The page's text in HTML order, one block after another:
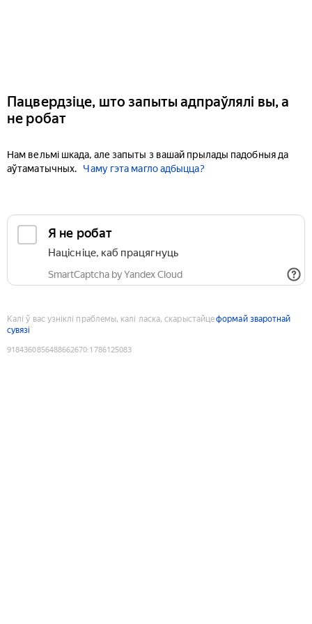
Пацвердзіце, што запыты адпраўлялі вы, а
не робат
Нам вельмі шкада, але запыты з вашай прылады падобныя да
аўтаматычных.
Чаму гэта магло адбыцца?
Я не робат
Націсніце, каб працягнуць
SmartCaptcha by Yandex Cloud
Калі ў вас узніклі праблемы, калі ласка, скарыстайцеформай зваротнай
сувязі
9184360856488662670:1786125083